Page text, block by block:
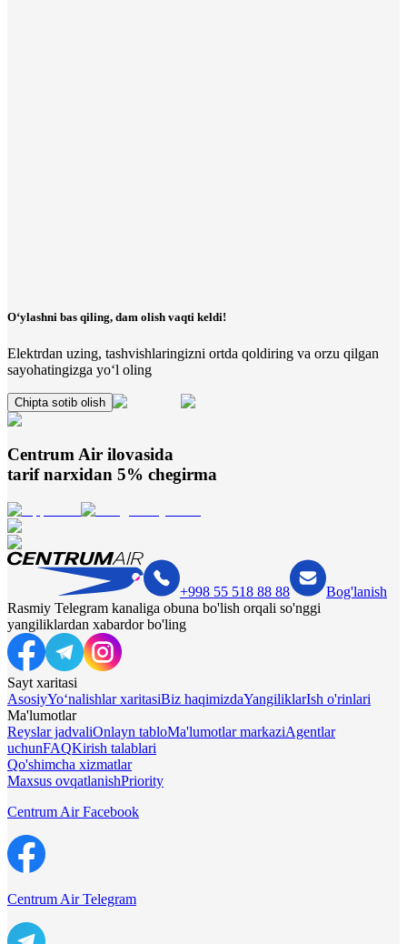
O‘ylashni bas qiling, dam olish vaqti keldi!
Elektrdan uzing, tashvishlaringizni ortda qoldiring va orzu qilgan
sayohatingizga yo‘l oling
Chipta sotib olish
Centrum Air ilovasida
tarif narxidan 5% chegirma
+998 55 518 88 88
Bog'lanish
Rasmiy Telegram kanaliga obuna bo'lish orqali so'nggi
yangiliklardan xabardor bo'ling
Sayt xaritasi
AsosiyYo‘nalishlar xaritasiBiz haqimizdaYangiliklarIsh o'rinlari
Ma'lumotlar
Reyslar jadvaliOnlayn tabloMa'lumotlar markaziAgentlar
uchunFAQKirish talablari
Qo'shimcha xizmatlar
Maxsus ovqatlanishPriority
Centrum Air Facebook
Centrum Air Telegram